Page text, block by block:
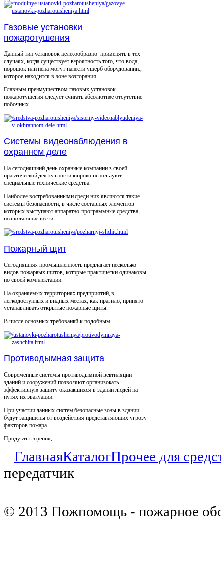
Газовые установки
пожаротушения
Данный тип установок целесообразно применять в тех
случаях, когда существует вероятность того, что вода,
порошок или пена могут нанести ущерб оборудовании.,
которое находится в зоне возгорания.
Главным преимуществом газовых установок
пожаротушения следует считать абсолютное отсутствие
побочных ...
Системы видеонаблюдения в
охранном деле
На сегодняшний день охранные компании в своей
практической деятельности широко используют
специальные технические средства.
Наиболее востребованными среди них являются такие
системы безопасности, в числе составных элементов
которых выступают аппаратно-программные средства,
позволяющие вести ...
Пожарный щит
Сегодняшняя промышленность предлагает несколько
видов пожарных щитов, которые практически одинаковы
по своей комплектации.
На охраняемых территориях предприятий, в
легкодоступных и видных местах, как правило, принято
устанавливать открытые пожарные щиты.
В числе основных требований к подобным ...
Противодымная защита
Современные системы противодымной вентиляции
зданий и сооружений позволяют организовать
эффективную защиту оказавшихся в здании людей на
путях их эвакуации.
При участии данных систем безопасные зоны в здании
будут защищены от воздействия представляющих угрозу
факторов пожара.
Продукты горения, ...
ГлавнаяКаталогПрочее для
передатчик
© 2013 Пожпомощь - пожарное